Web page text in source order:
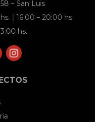
– San Luis
| 16:00 – 20:00 hs.
hs.